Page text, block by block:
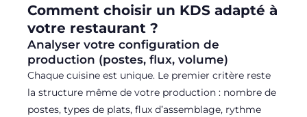
Comment choisir un KDS adapté à
votre restaurant ?
Analyser votre configuration de
production (postes, flux, volume)
Chaque cuisine est unique. Le premier critère reste
la structure même de votre production : nombre de
postes, types de plats, flux d’assemblage, rythme